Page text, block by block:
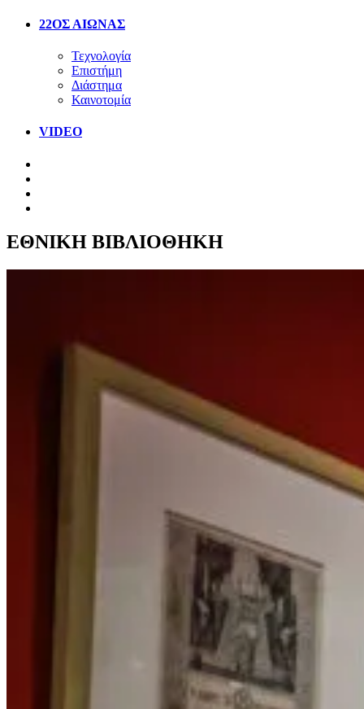
22ΟΣ ΑΙΩΝΑΣ
Τεχνολογία
Επιστήμη
Διάστημα
Καινοτομία
VIDEO
ΕΘΝΙΚΗ ΒΙΒΛΙΟΘΗΚΗ